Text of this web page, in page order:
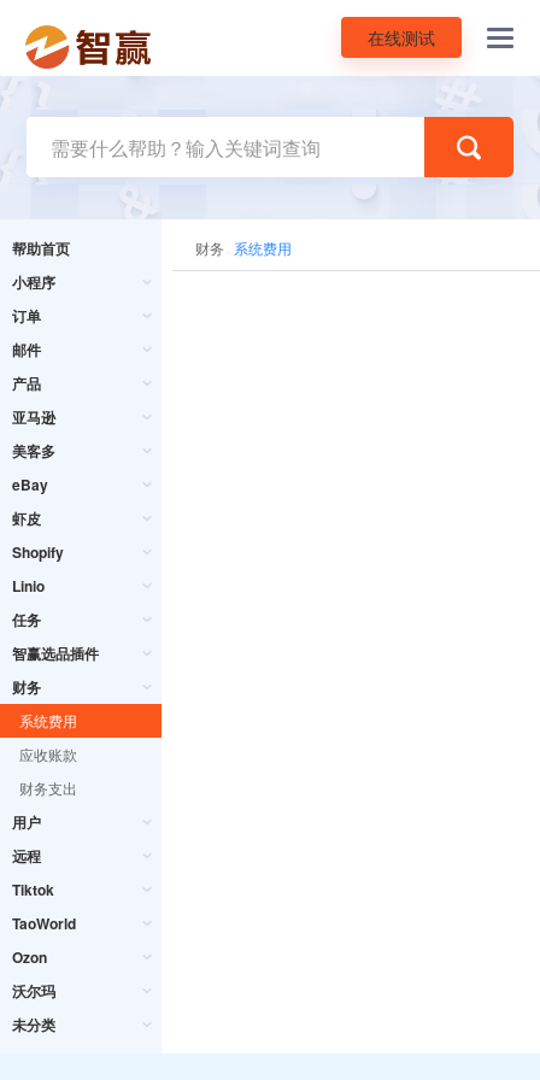
在线测试
帮助首页
小程序
订单
邮件
产品
亚马逊
美客多
eBay
虾皮
Shopify
Linio
任务
智赢选品插件
财务
系统费用
应收账款
财务支出
用户
远程
Tiktok
TaoWorld
Ozon
沃尔玛
未分类
财务 系统费用